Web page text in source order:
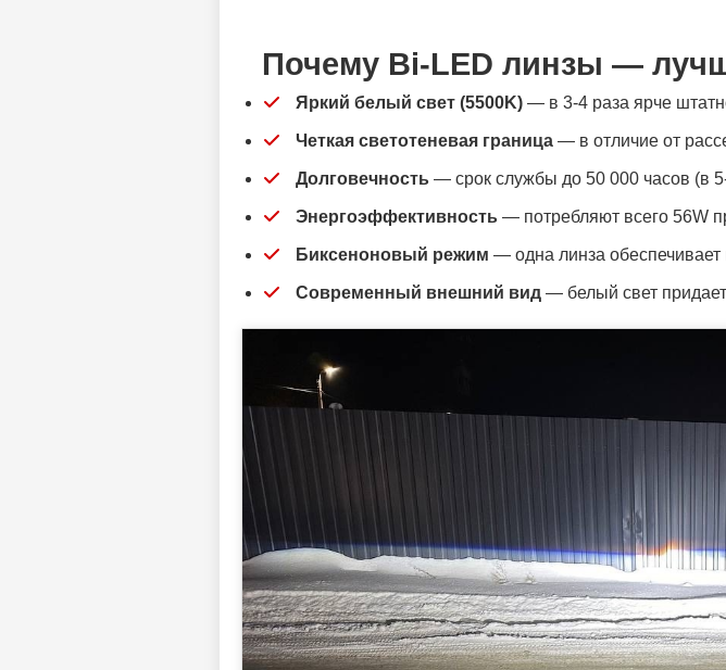
Почему Bi-LED линзы —
Яркий белый свет (5500K) — в 3-4 раза ярче
Четкая светотеневая граница — в отличие от
Долговечность — срок службы до 50 000 часов (в
Энергоэффективность — потребляют всего 56W
Биксеноновый режим — одна линза
Современный внешний вид — белый свет